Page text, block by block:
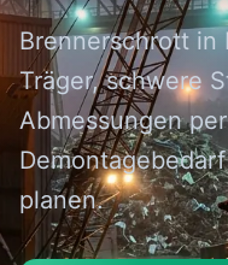
Brennerschrott in
Träger, schwere
Abmessungen
planen.